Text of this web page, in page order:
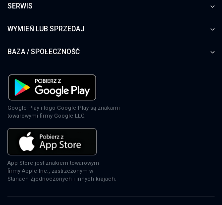
SERWIS
WYMIEŃ LUB SPRZEDAJ
BAZA / SPOŁECZNOŚĆ
Google Play i logo Google Play są znakami
towarowymi firmy Google LLC.
App Store jest znakiem towarowym
firmy Apple Inc., zastrzeżonym w
Stanach Zjednoczonych i innych krajach.